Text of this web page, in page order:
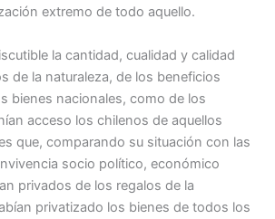
extremo de todo aquello.
la cantidad, cualidad y calidad
de la naturaleza, de los beneficios
bienes nacionales, como de los
acceso los chilenos de aquellos
que, comparando su situación con las
socio político, económico
privados de los regalos de la
privatizado los bienes de todos los